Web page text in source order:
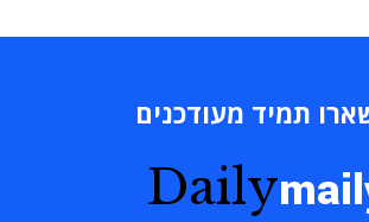
תמיד מעודכנים
Daily